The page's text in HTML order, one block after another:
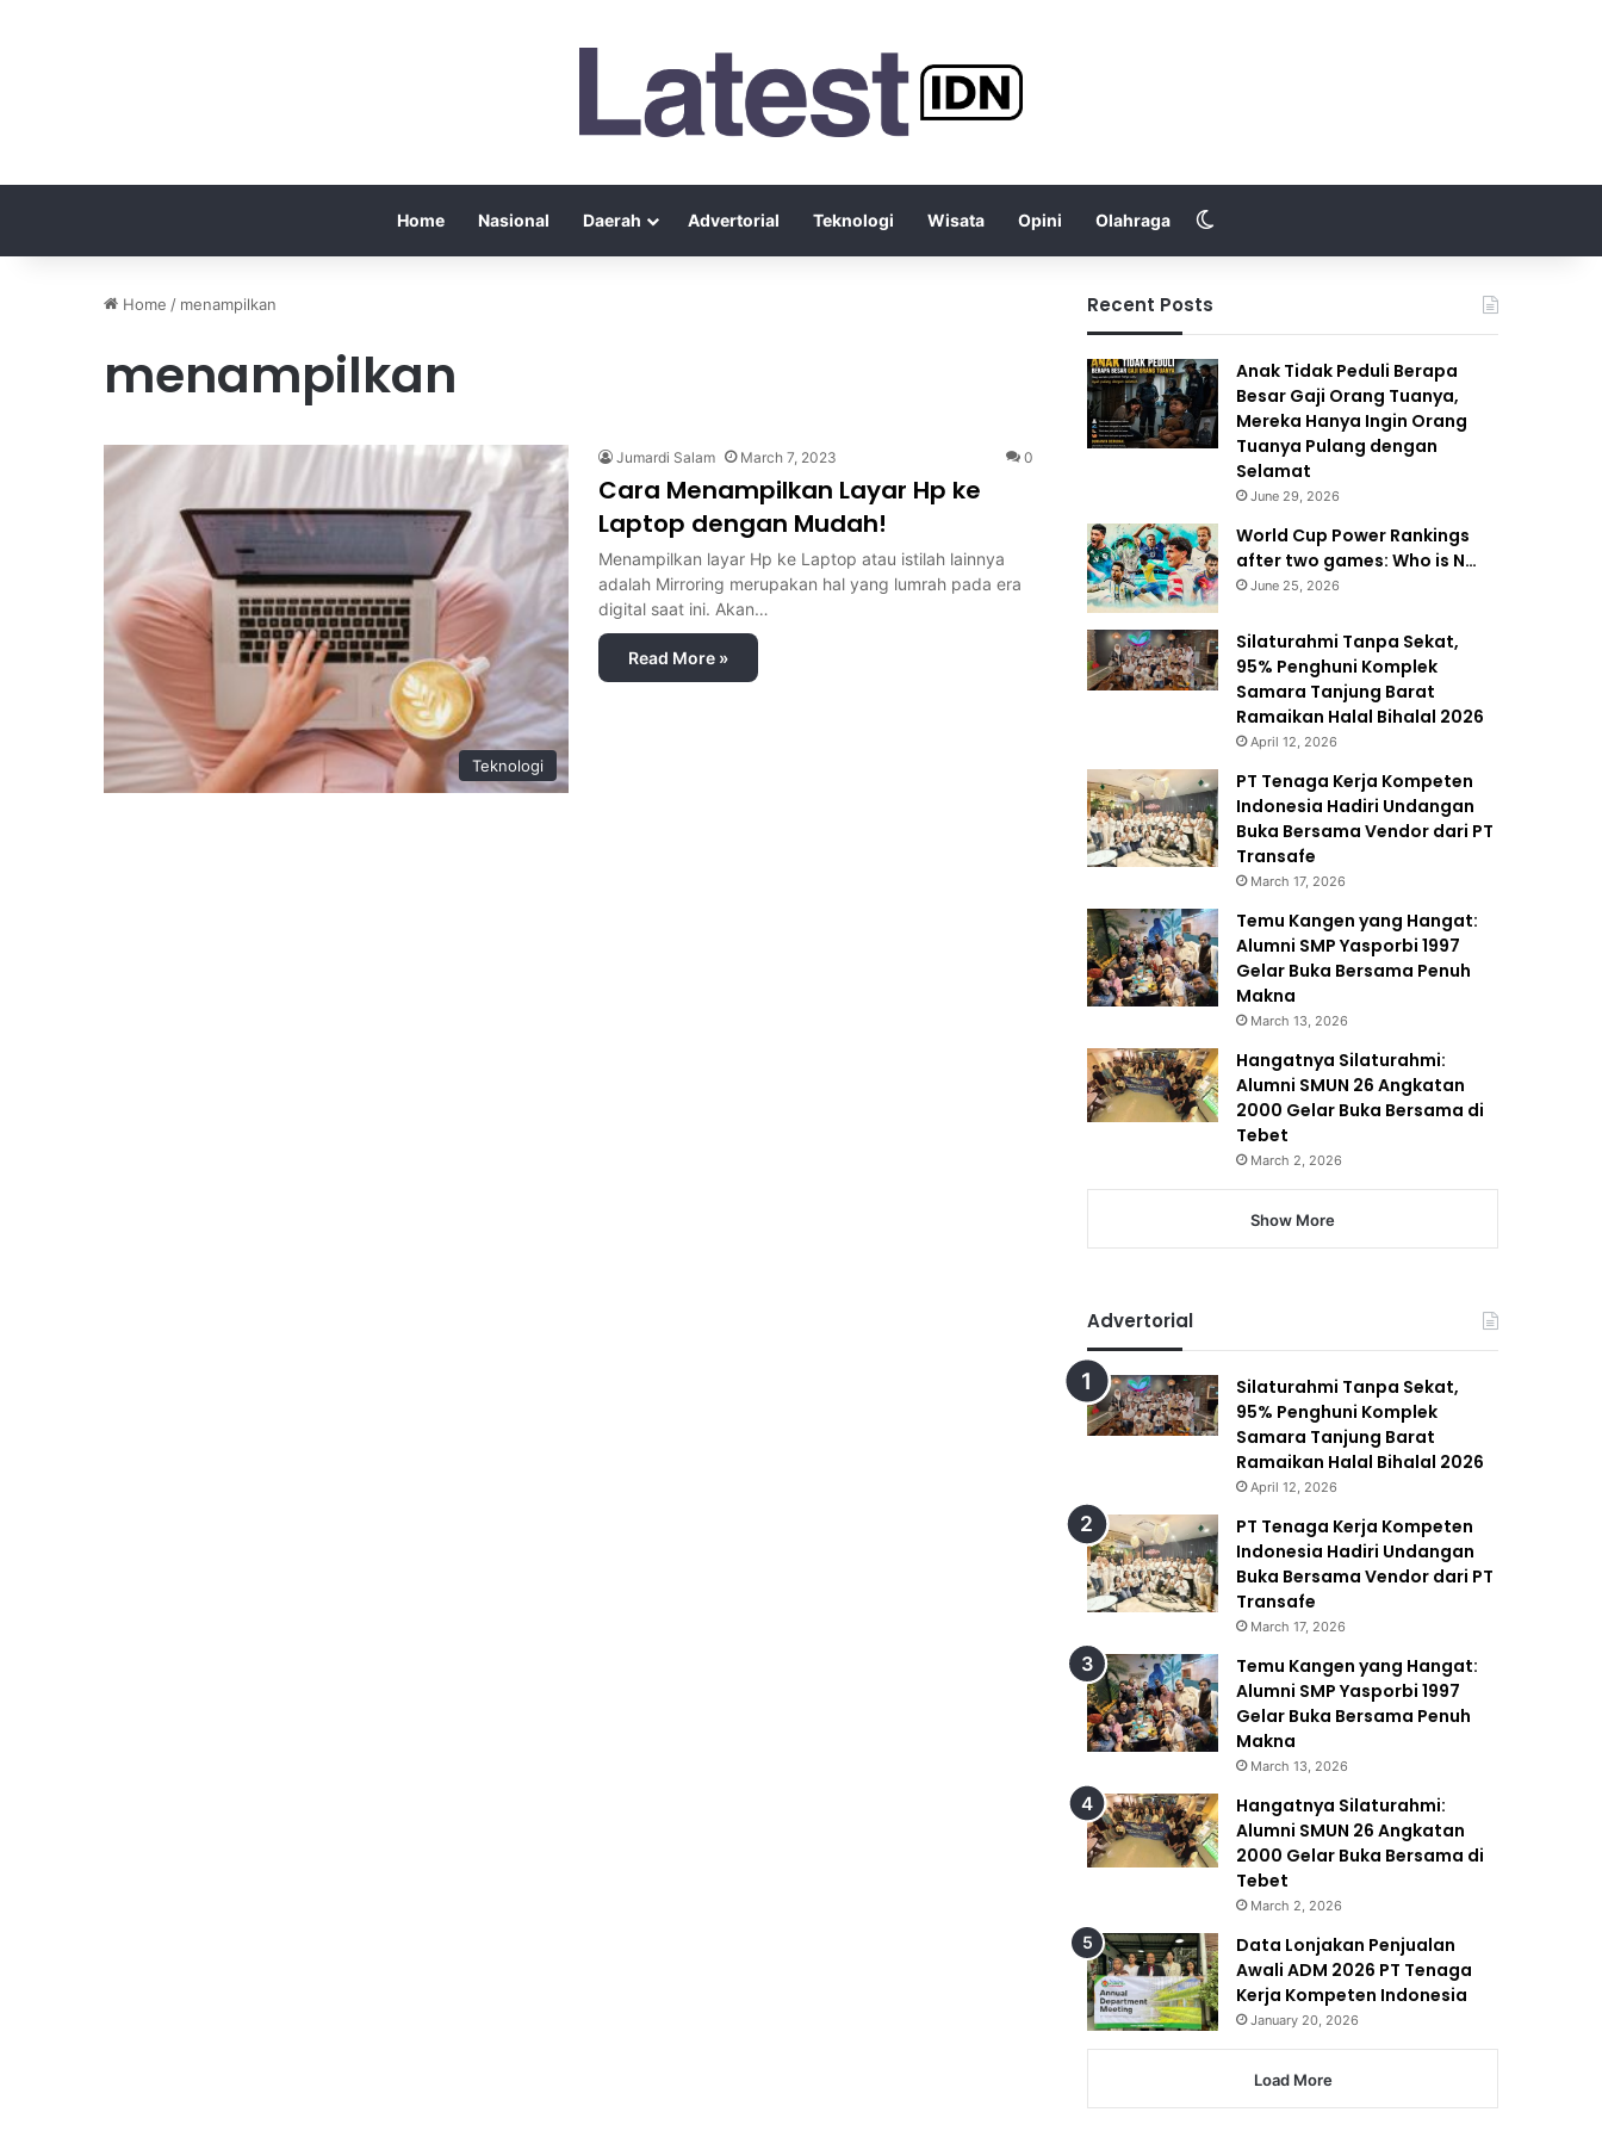
Home Nasional Daerah Advertorial Teknologi Wisata Opini Olahraga Switch skin
Home / menampilkan
menampilkan
Teknologi
Jumardi Salam March 7, 2023 0
Cara Menampilkan Layar Hp ke
Laptop dengan Mudah!
Menampilkan layar Hp ke Laptop atau istilah lainnya
adalah Mirroring merupakan hal yang lumrah pada era
digital saat ini. Akan…
Read More »
Recent Posts
Anak Tidak Peduli Berapa
Besar Gaji Orang Tuanya,
Mereka Hanya Ingin Orang
Tuanya Pulang dengan
Selamat
June 29, 2026
World Cup Power Rankings
after two games: Who is N…
June 25, 2026
Silaturahmi Tanpa Sekat,
95% Penghuni Komplek
Samara Tanjung Barat
Ramaikan Halal Bihalal 2026
April 12, 2026
PT Tenaga Kerja Kompeten
Indonesia Hadiri Undangan
Buka Bersama Vendor dari PT
Transafe
March 17, 2026
Temu Kangen yang Hangat:
Alumni SMP Yasporbi 1997
Gelar Buka Bersama Penuh
Makna
March 13, 2026
Hangatnya Silaturahmi:
Alumni SMUN 26 Angkatan
2000 Gelar Buka Bersama di
Tebet
March 2, 2026
Show More
Advertorial
Silaturahmi Tanpa Sekat,
95% Penghuni Komplek
Samara Tanjung Barat
Ramaikan Halal Bihalal 2026
April 12, 2026
PT Tenaga Kerja Kompeten
Indonesia Hadiri Undangan
Buka Bersama Vendor dari PT
Transafe
March 17, 2026
Temu Kangen yang Hangat:
Alumni SMP Yasporbi 1997
Gelar Buka Bersama Penuh
Makna
March 13, 2026
Hangatnya Silaturahmi:
Alumni SMUN 26 Angkatan
2000 Gelar Buka Bersama di
Tebet
March 2, 2026
Data Lonjakan Penjualan
Awali ADM 2026 PT Tenaga
Kerja Kompeten Indonesia
January 20, 2026
Load More